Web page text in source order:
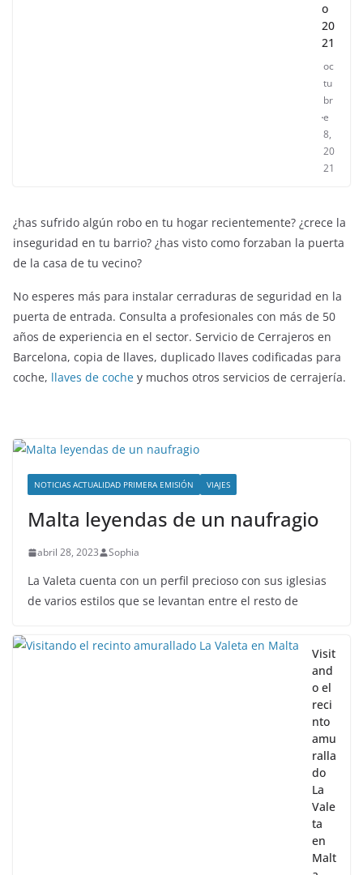
o
20
21
oc
tu
br
e
8,
20
21
¿has sufrido algún robo en tu hogar recientemente? ¿crece la
inseguridad en tu barrio? ¿has visto como forzaban la puerta
de la casa de tu vecino?
No esperes más para instalar cerraduras de seguridad en la
puerta de entrada. Consulta a profesionales con más de 50
años de experiencia en el sector. Servicio de Cerrajeros en
Barcelona, copia de llaves, duplicado llaves codificadas para
coche, llaves de coche y muchos otros servicios de cerrajería.
NOTICIAS ACTUALIDAD PRIMERA EMISIÓN VIAJES
Malta leyendas de un naufragio
abril 28, 2023 Sophia
La Valeta cuenta con un perfil precioso con sus iglesias
de varios estilos que se levantan entre el resto de
Visit
and
o el
reci
nto
amu
ralla
do
La
Vale
ta
en
Malt